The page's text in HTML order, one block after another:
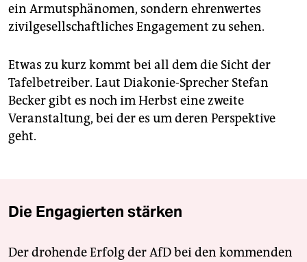
ein Armutsphänomen, sondern ehrenwertes
zivilgesellschaftliches Engagement zu sehen.
Etwas zu kurz kommt bei all dem die Sicht der
Tafelbetreiber. Laut Diakonie-Sprecher Stefan
Becker gibt es noch im Herbst eine zweite
Veranstaltung, bei der es um deren Perspektive
geht.
Die Engagierten stärken
Der drohende Erfolg der AfD bei den kommenden